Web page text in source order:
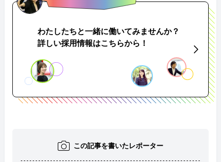
わたしたちと一緒に働いてみませんか？
詳しい採用情報はこちらから！
この記事を書いたレポーター